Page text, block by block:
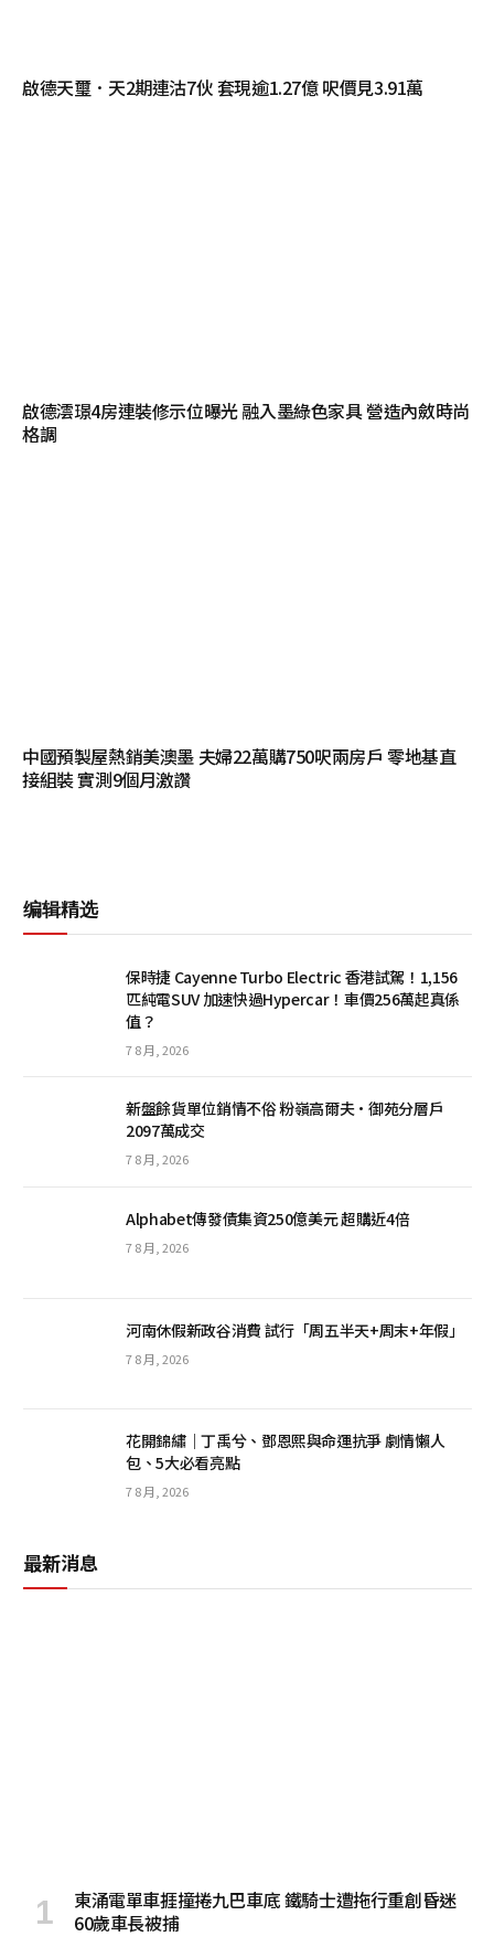
啟德天璽．天2期連沽7伙 套現逾1.27億 呎價見3.91萬
啟德澐璟4房連裝修示位曝光 融入墨綠色家具 營造內斂時尚
格調
中國預製屋熱銷美澳墨 夫婦22萬購750呎兩房戶 零地基直
接組裝 實測9個月激讚
编辑精选
保時捷 Cayenne Turbo Electric 香港試駕！1,156
匹純電SUV 加速快過Hypercar！車價256萬起真係
值？
7 8 月, 2026
新盤餘貨單位銷情不俗 粉嶺高爾夫·御苑分層戶
2097萬成交
7 8 月, 2026
Alphabet傳發債集資250億美元 超購近4倍
7 8 月, 2026
河南休假新政谷消費 試行「周五半天+周末+年假」
7 8 月, 2026
花開錦繡｜丁禹兮、鄧恩熙與命運抗爭 劇情懶人
包、5大必看亮點
7 8 月, 2026
最新消息
東涌電單車捱撞捲九巴車底 鐵騎士遭拖行重創昏迷
60歲車長被捕